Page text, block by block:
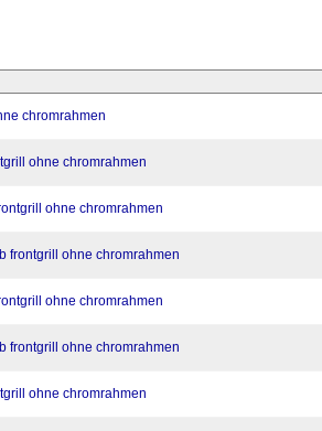
chromrahmen
ohne chromrahmen
ohne chromrahmen
frontgrill ohne chromrahmen
ohne chromrahmen
frontgrill ohne chromrahmen
ohne chromrahmen